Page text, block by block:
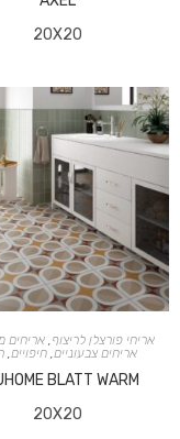
20X20
אריחי פורצלן לריצוף,אריחים
אריחים צבעוניים, חיפויים,
BLATT WARM
20X20